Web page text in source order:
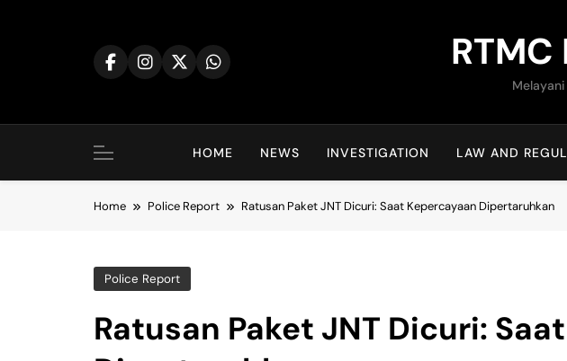
HOME NEWS INVESTIGATION LAW AND
Home Police Report Ratusan Paket JNT Dicuri: Saat Kepercayaan Dipertaruhkan
Police Report
Ratusan Paket JNT Dicuri: